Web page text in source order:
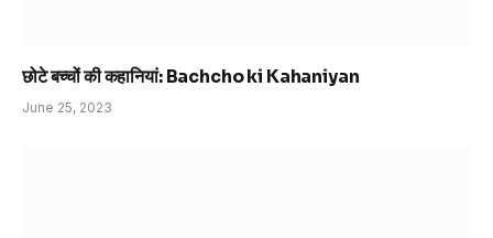
छोटे बच्चों की कहानियां: Bachcho ki Kahaniyan
June 25, 2023